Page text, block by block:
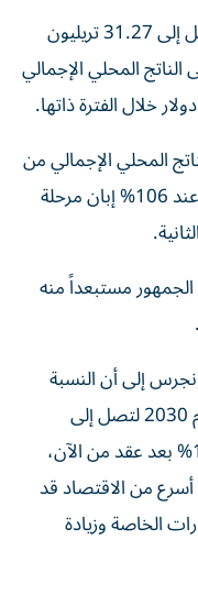
وأظهرت البيانات أن الدين القومي وصل إلى 31.27 تريليون
المحلي الإجمالي
المحلي الإجمالي من
الرقم القياسي المسجل في عام 1946 عند 106% إبان مرحلة
مستبعداً منه
إلى أن النسبة
ستتجاوز هذا المستوى القياسي في عام 2030 لتصل إلى
108%، مع ترجيحات بوصولها إلى 120% بعد عقد من الآن،
من الاقتصاد قد
الخاصة وزيادة